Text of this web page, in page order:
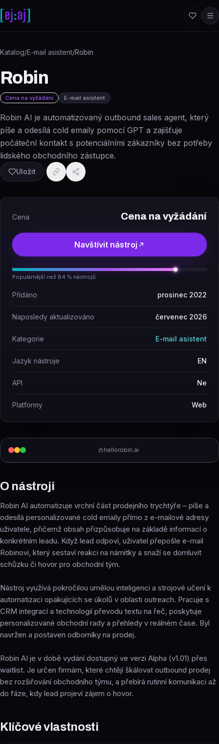
Katalog/E-mail asistent/Robin
Robin
Cena na vyžádání E-mail asistent
Robin AI je automatizovaný outbound sales agent, který
píše a odesílá cold emaily pomocí GPT a zajišťuje
počáteční kontakt s potenciálními zákazníky bez potřeby
lidského obchodního zástupce.
Uložit
hellorobin.ai
O nástroji
Robin AI automatizuje vrchní část prodejního trychtýře – píše a
odesílá personalizované cold emaily přímo z e-mailové adresy
uživatele, přičemž obsah přizpůsobuje na základě informací o
konkrétním leadu. Když lead odpoví, uživatel přepošle e-mail
Robinovi, který sestaví reakci na námitky a snaží se domluvit
schůzku či hovor pro obchodní tým.
Nástroj využívá pokročilou umělou inteligenci a strojové učení k
automatizaci opakujících se úkolů v oblasti outreach. Pracuje s
CRM integrací a technologií převodu textu na řeč, poskytuje
personalizované obchodní rady a přehledy v reálném čase. Byl
navržen a postaven odborníky na prodej.
Robin AI je v době vydání dostupný ve verzi Alpha (v1.01) přes
waitlist. Je určen firmám, které chtějí škálovat outbound prodej
bez rozšiřování obchodního týmu, a přebírá rutinní komunikaci až
do fáze, kdy lead projeví zájem o hovor.
Klíčové vlastnosti
Cena Cena na vyžádání
Navštívit nástroj
Populárnější než 84 % nástrojů
Přidáno prosinec 2022
Naposledy aktualizováno červenec 2026
Kategorie E-mail asistent
Jazyk nástroje EN
API Ne
Platformy Web